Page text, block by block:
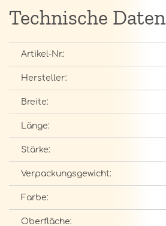
Technische Daten
Artikel-Nr.:
Hersteller:
Breite:
Länge:
Stärke:
Verpackungsgewicht:
Farbe:
Oberfläche: